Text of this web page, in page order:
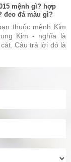
mệnh gì? hợp
đeo đá màu gì?
thuộc mệnh Kim
Kim - nghĩa là
Câu trả lời đó là